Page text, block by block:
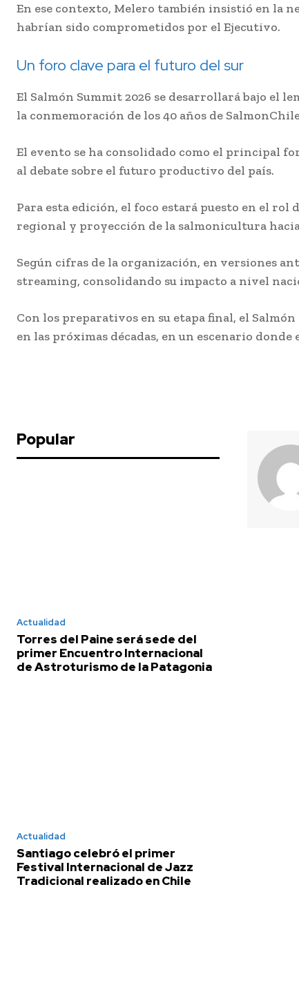
En ese contexto, Melero también insistió en la
habrían sido comprometidos por el Ejecutivo.
Un foro clave para el futuro del sur
El Salmón Summit 2026 se desarrollará bajo el
la conmemoración de los 40 años de
El evento se ha consolidado como el principal
al debate sobre el futuro productivo del país.
Para esta edición, el foco estará puesto en el
regional y proyección de la salmonicultura hacia
Según cifras de la organización, en versiones
streaming, consolidando su impacto a nivel
Con los preparativos en su etapa final, el
en las próximas décadas, en un escenario
Popular
Actualidad
Torres del Paine será sede del
primer Encuentro Internacional
de Astroturismo de la Patagonia
Actualidad
Santiago celebró el primer
Festival Internacional de Jazz
Tradicional realizado en Chile